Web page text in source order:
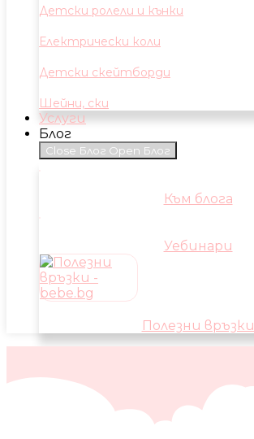
Детски ролели и кънки
Електрически коли
Детски скейтборди
Шейни, ски
Услуги
Блог
Close Блог Open Блог
Към блога
Уебинари
Полезни връзки